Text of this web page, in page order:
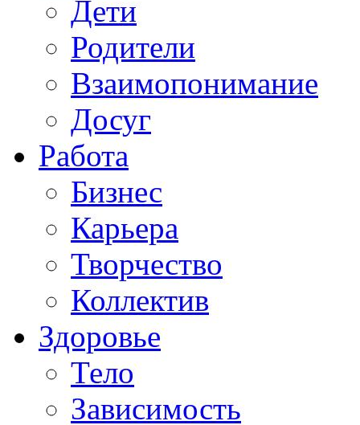
Дети
Родители
Взаимопонимание
Досуг
Работа
Бизнес
Карьера
Творчество
Коллектив
Здоровье
Тело
Зависимость